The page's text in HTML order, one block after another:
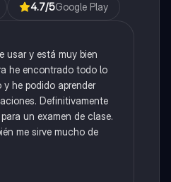
4.7/5Google Play
usar y está muy bien
he encontrado todo lo
he podido aprender
Definitivamente
un examen de clase.
me sirve mucho de